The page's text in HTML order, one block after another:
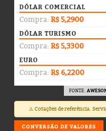
DÓLAR COMERCIAL
Compra: R$ 5,2900
DÓLAR TURISMO
Compra: R$ 5,3300
EURO
Compra: R$ 6,2200
FONTE:
⚠️ Cotações de referência.
CONVERSÃO DE VALORES